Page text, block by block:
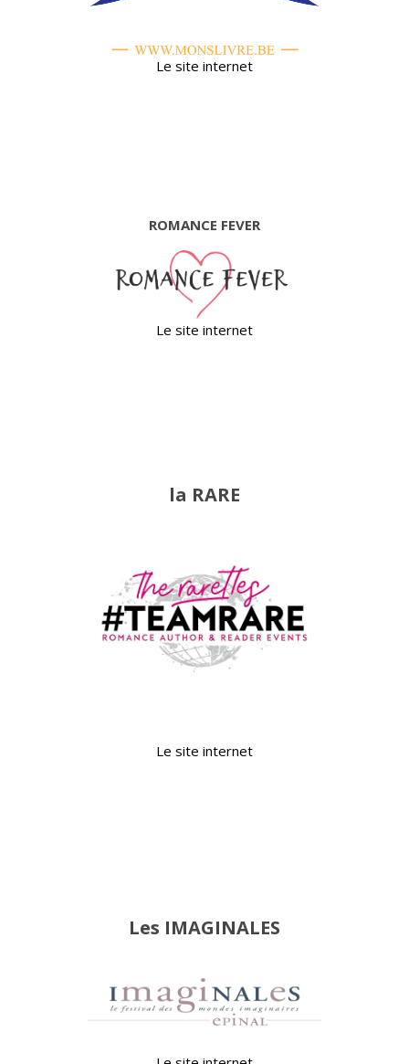
Le site internet
ROMANCE FEVER
Le site internet
la RARE
Le site internet
Les IMAGINALES